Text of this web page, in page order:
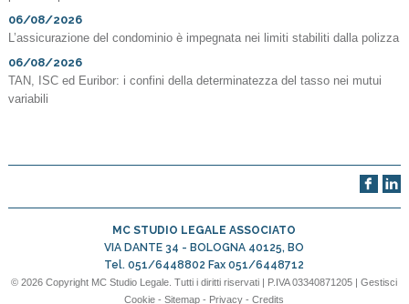
06/08/2026
L’assicurazione del condominio è impegnata nei limiti stabiliti dalla polizza
06/08/2026
TAN, ISC ed Euribor: i confini della determinatezza del tasso nei mutui
variabili
MC STUDIO LEGALE ASSOCIATO
VIA DANTE 34 - BOLOGNA 40125, BO
Tel.051/6448802 Fax051/6448712
© 2026 Copyright MC Studio Legale. Tutti i diritti riservati | P.IVA 03340871205 |Gestisci
Cookie -Sitemap - Privacy -Credits